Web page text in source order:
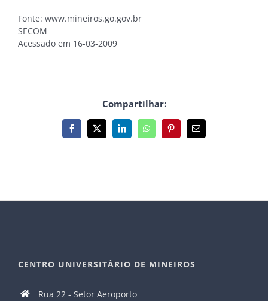
Fonte: www.mineiros.go.gov.br
SECOM
Acessado em 16-03-2009
Compartilhar:
Facebook
X LinkedInWhatsAppPinterest
E-
mail
CENTRO UNIVERSITÁRIO DE MINEIROS
Rua 22 - Setor Aeroporto